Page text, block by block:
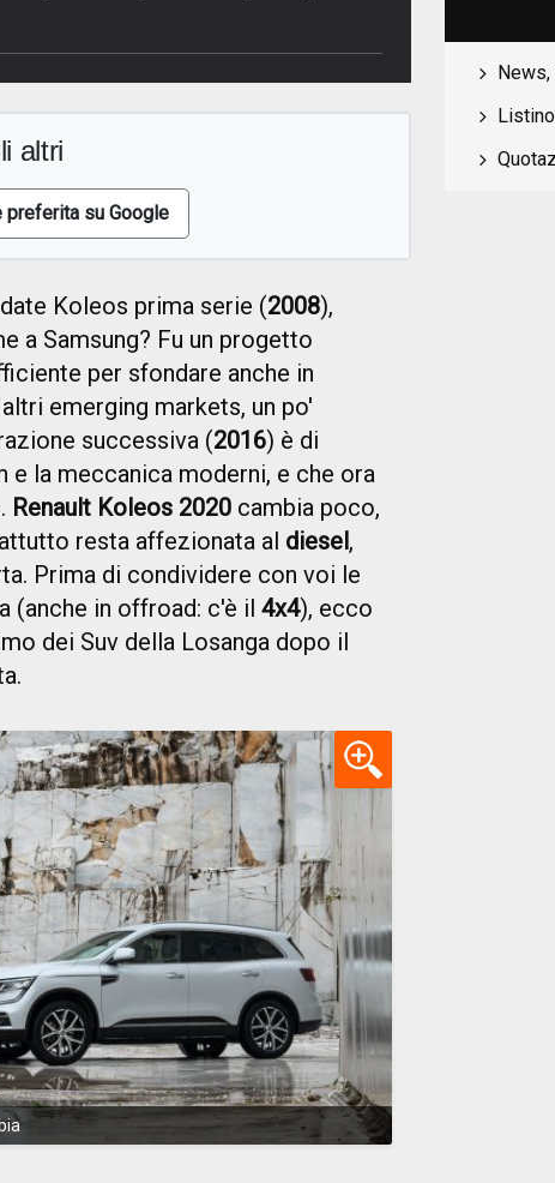
altri
preferita su Google
Koleos prima serie (2008),
a Samsung? Fu un progetto
per sfondare anche in
emerging markets, un po'
successiva (2016) è di
e la meccanica moderni, e che ora
Renault Koleos 2020 cambia poco,
resta affezionata al diesel,
Prima di condividere con voi le
(anche in offroad: c'è il 4x4), ecco
dei Suv della Losanga dopo il